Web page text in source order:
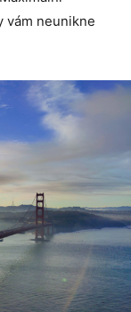
vám neunikne